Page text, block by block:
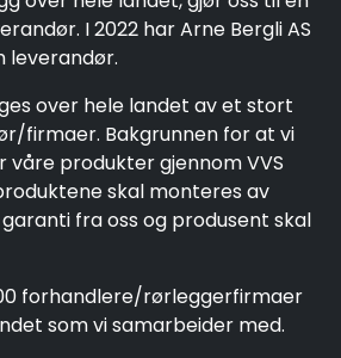
I 2022 har Arne Bergli AS
leverandør.
over hele landet av et stort
firmaer. Bakgrunnen for at vi
våre produkter gjennom VVS
skal monteres av
fra oss og produsent skal
forhandlere/rørleggerfirmaer
som vi samarbeider med.